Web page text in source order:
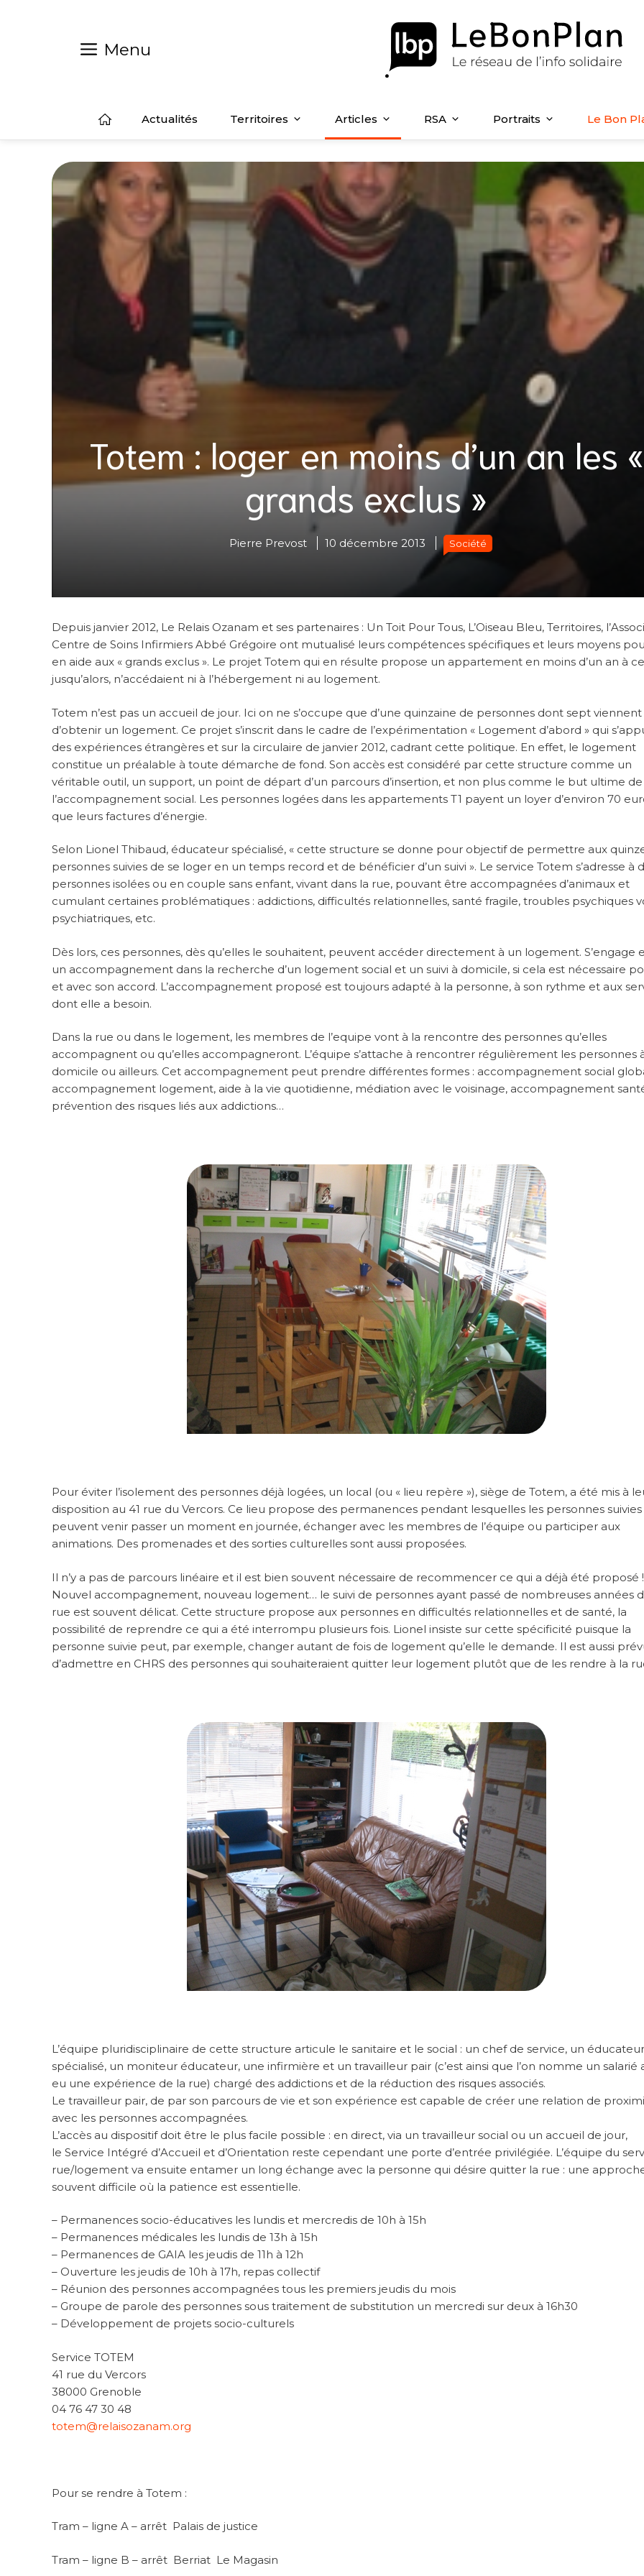
Menu
Actualités Territoires Articles RSA Portraits Le Bon
Totem : loger en moins d’un an les «
grands exclus »
Pierre Prevost 10 décembre 2013 Société
Depuis janvier 2012, Le Relais Ozanam et ses partenaires : Un Toit Pour Tous, L’Oiseau Bleu, Territoires,
Centre de Soins Infirmiers Abbé Grégoire ont mutualisé leurs compétences spécifiques et leurs moyens
en aide aux « grands exclus ». Le projet Totem qui en résulte propose un appartement en moins d’un an à
jusqu’alors, n’accédaient ni à l’hébergement ni au logement.
Totem n’est pas un accueil de jour. Ici on ne s’occupe que d’une quinzaine de personnes dont sept viennent
d’obtenir un logement. Ce projet s’inscrit dans le cadre de l’expérimentation « Logement d’abord » qui
des expériences étrangères et sur la circulaire de janvier 2012, cadrant cette politique. En effet, le logement
constitue un préalable à toute démarche de fond. Son accès est considéré par cette structure comme un
véritable outil, un support, un point de départ d’un parcours d’insertion, et non plus comme le but ultime de
l’accompagnement social. Les personnes logées dans les appartements T1 payent un loyer d’environ 70
que leurs factures d’énergie.
Selon Lionel Thibaud, éducateur spécialisé, « cette structure se donne pour objectif de permettre aux
personnes suivies de se loger en un temps record et de bénéficier d’un suivi ». Le service Totem s’adresse à
personnes isolées ou en couple sans enfant, vivant dans la rue, pouvant être accompagnées d’animaux et
cumulant certaines problématiques : addictions, difficultés relationnelles, santé fragile, troubles psychiques
psychiatriques, etc.
Dès lors, ces personnes, dès qu’elles le souhaitent, peuvent accéder directement à un logement. S’engage
un accompagnement dans la recherche d’un logement social et un suivi à domicile, si cela est nécessaire
et avec son accord. L’accompagnement proposé est toujours adapté à la personne, à son rythme et aux
dont elle a besoin.
Dans la rue ou dans le logement, les membres de l’equipe vont à la rencontre des personnes qu’elles
accompagnent ou qu’elles accompagneront. L’équipe s’attache à rencontrer régulièrement les personnes
domicile ou ailleurs. Cet accompagnement peut prendre différentes formes : accompagnement social
accompagnement logement, aide à la vie quotidienne, médiation avec le voisinage, accompagnement
prévention des risques liés aux addictions…
Pour éviter l’isolement des personnes déjà logées, un local (ou « lieu repère »), siège de Totem, a été mis à
disposition au 41 rue du Vercors. Ce lieu propose des permanences pendant lesquelles les personnes suivies
peuvent venir passer un moment en journée, échanger avec les membres de l’équipe ou participer aux
animations. Des promenades et des sorties culturelles sont aussi proposées.
Il n’y a pas de parcours linéaire et il est bien souvent nécessaire de recommencer ce qui a déjà été proposé !
Nouvel accompagnement, nouveau logement… le suivi de personnes ayant passé de nombreuses années
rue est souvent délicat. Cette structure propose aux personnes en difficultés relationnelles et de santé, la
possibilité de reprendre ce qui a été interrompu plusieurs fois. Lionel insiste sur cette spécificité puisque la
personne suivie peut, par exemple, changer autant de fois de logement qu’elle le demande. Il est aussi
d’admettre en CHRS des personnes qui souhaiteraient quitter leur logement plutôt que de les rendre à la
L’équipe pluridisciplinaire de cette structure articule le sanitaire et le social : un chef de service, un éducateur
spécialisé, un moniteur éducateur, une infirmière et un travailleur pair (c’est ainsi que l’on nomme un salarié
eu une expérience de la rue) chargé des addictions et de la réduction des risques associés.
Le travailleur pair, de par son parcours de vie et son expérience est capable de créer une relation de
avec les personnes accompagnées.
L’accès au dispositif doit être le plus facile possible : en direct, via un travailleur social ou un accueil de jour,
le Service Intégré d’Accueil et d’Orientation reste cependant une porte d’entrée privilégiée. L’équipe du
rue/logement va ensuite entamer un long échange avec la personne qui désire quitter la rue : une
souvent difficile où la patience est essentielle.
– Permanences socio-éducatives les lundis et mercredis de 10h à 15h
– Permanences médicales les lundis de 13h à 15h
– Permanences de GAIA les jeudis de 11h à 12h
– Ouverture les jeudis de 10h à 17h, repas collectif
– Réunion des personnes accompagnées tous les premiers jeudis du mois
– Groupe de parole des personnes sous traitement de substitution un mercredi sur deux à 16h30
– Développement de projets socio-culturels
Service TOTEM
41 rue du Vercors
38000 Grenoble
04 76 47 30 48
totem@relaisozanam.org
Pour se rendre à Totem :
Tram – ligne A – arrêt Palais de justice
Tram – ligne B – arrêt Berriat Le Magasin